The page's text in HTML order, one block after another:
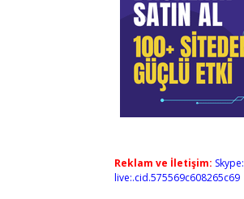
Reklam ve İletişim: Skype:
live:.cid.575569c608265c69